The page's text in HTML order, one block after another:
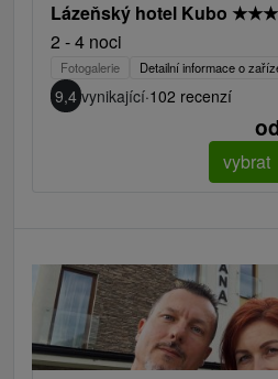
Lázeňský hotel Kubo ★★★
2 - 4 noci
Fotogalerie Detailní informace o
9,4 vynikající·102 recenzí
vybrat